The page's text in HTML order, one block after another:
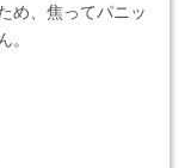
め、焦ってパニッ
。